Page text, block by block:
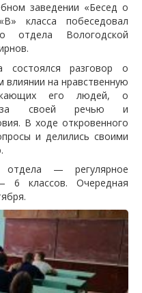
заведении «Бесед о
класса побеседовал
отдела Вологодской
состоялся разговор о
влиянии на нравственную
его людей, о
за своей речью и
В ходе откровенного
и делились своими
отдела — регулярное
6 классов. Очередная